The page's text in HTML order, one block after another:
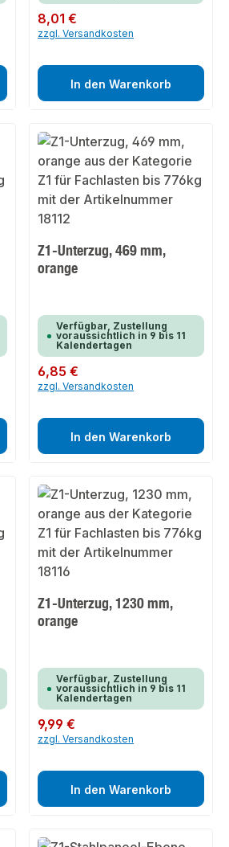
Regulärer Preis:
8,01 €
zzgl. Versandkosten
In den Warenkorb
Z1-Unterzug, 469 mm,
orange
Verfügbar, Zustellung
voraussichtlich in 9 bis 11
Kalendertagen
Regulärer Preis:
6,85 €
zzgl. Versandkosten
In den Warenkorb
Z1-Unterzug, 1230 mm,
orange
Verfügbar, Zustellung
voraussichtlich in 9 bis 11
Kalendertagen
Regulärer Preis:
9,99 €
zzgl. Versandkosten
In den Warenkorb